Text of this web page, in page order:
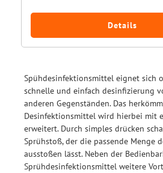
Details
Spühdesinfektionsmittel eignet sich
schnelle und einfach desinfizierung
anderen Gegenständen. Das
Desinfektionsmittel wird hierbei mit
erweitert. Durch simples drücken
Sprühstoß, der die passende Menge
ausstoßen lässt. Neben der
Sprühdesinfektionsmittel weitere